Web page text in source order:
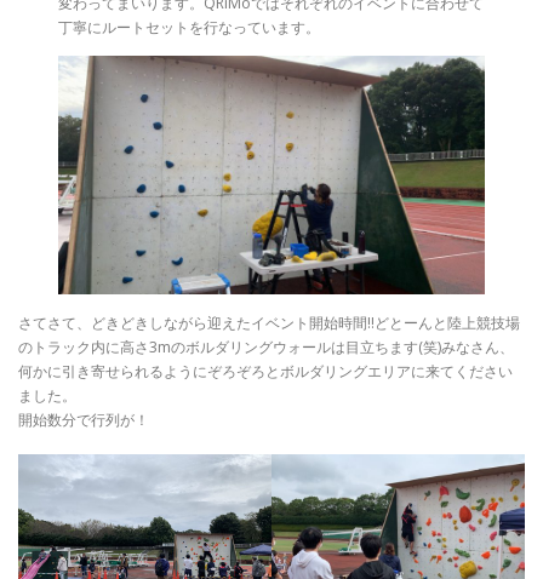
丁寧にルートセットを行なっています。
さてさて、どきどきしながら迎えたイベント開始時間!!どとーんと陸上競技場
のトラック内に高さ3mのボルダリングウォールは目立ちます(笑)みなさん、
何かに引き寄せられるようにぞろぞろとボルダリングエリアに来てください
ました。
開始数分で行列が！